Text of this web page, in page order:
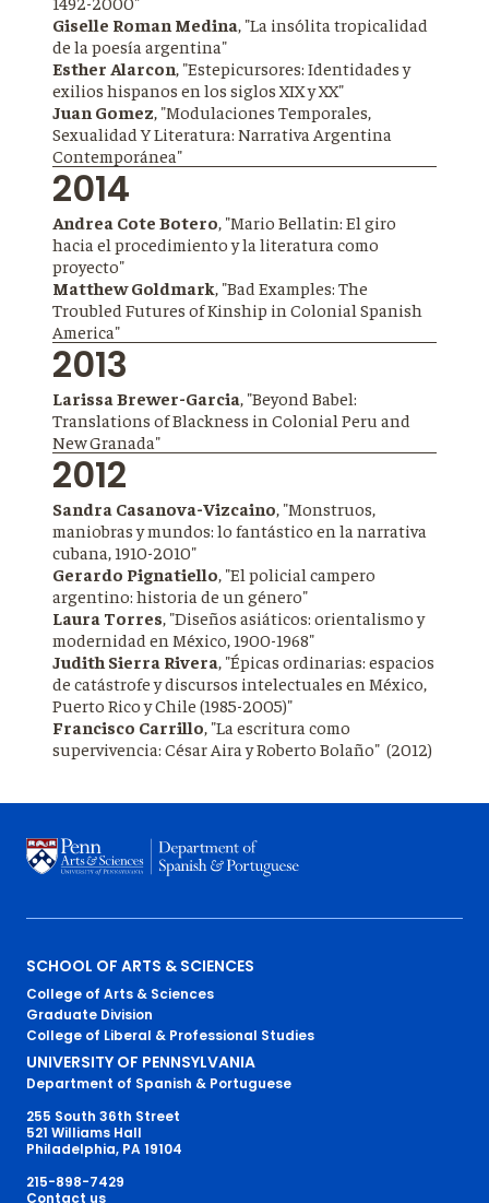
Giselle Roman Medina, "La insólita tropicalidad
de la poesía argentina"
Esther Alarcon, "Estepicursores: Identidades y
exilios hispanos en los siglos XIX y XX"
Juan Gomez, "Modulaciones Temporales,
Sexualidad Y Literatura: Narrativa Argentina
Contemporánea"
2014
Andrea Cote Botero, "Mario Bellatin: El giro
hacia el procedimiento y la literatura como
proyecto"
Matthew Goldmark, "Bad Examples: The
Troubled Futures of Kinship in Colonial Spanish
America"
2013
Larissa Brewer-Garcia, "Beyond Babel:
Translations of Blackness in Colonial Peru and
New Granada"
2012
Sandra Casanova-Vizcaino, "Monstruos,
maniobras y mundos: lo fantástico en la narrativa
cubana, 1910-2010"
Gerardo Pignatiello, "El policial campero
argentino: historia de un género"
Laura Torres, "Diseños asiáticos: orientalismo y
modernidad en México, 1900-1968"
Judith Sierra Rivera, "Épicas ordinarias: espacios
de catástrofe y discursos intelectuales en México,
Puerto Rico y Chile (1985-2005)"
Francisco Carrillo, "La escritura como
supervivencia: César Aira y Roberto Bolaño" (2012)
Primary
Footer
Menu
SCHOOL OF ARTS & SCIENCES
College of Arts & Sciences
Graduate Division
College of Liberal & Professional Studies
UNIVERSITY OF PENNSYLVANIA
Department of Spanish & Portuguese
255 South 36th Street
521 Williams Hall
Philadelphia, PA 19104
215-898-7429
Contact us